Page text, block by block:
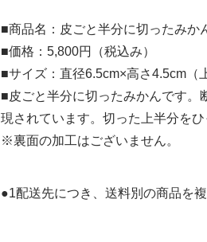
■商品名：皮ごと半分に切ったみか
■価格：5,800円（税込み）
■サイズ：直径6.5cm×高さ4.5cm（
■皮ごと半分に切ったみかんです。
現されています。切った上半分を
※裏面の加工はございません。
●1配送先につき、送料別の商品を